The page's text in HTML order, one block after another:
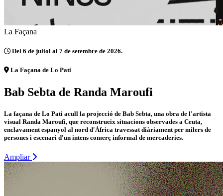
La Façana
Del 6 de juliol al 7 de setembre de 2026.
La Façana de Lo Pati
Bab Sebta de Randa Maroufi
La façana de Lo Pati acull la projecció de Bab Sebta, una obra de l'artista
visual Randa Maroufi, que reconstrueix situacions observades a Ceuta,
enclavament espanyol al nord d'Àfrica travessat diàriament per milers de
persones i escenari d'un intens comerç informal de mercaderies.
Ampliar